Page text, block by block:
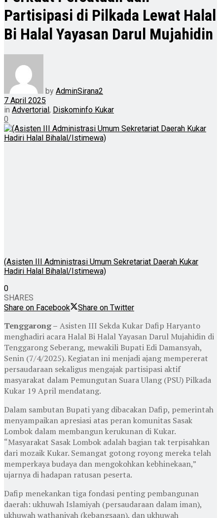
Partisipasi di Pilkada Lewat Halal
Bi Halal Yayasan Darul Mujahidin
by AdminSirana2
7 April 2025
in Advertorial, Diskominfo Kukar
0
(Asisten III Administrasi Umum Sekretariat Daerah Kukar
Hadiri Halal Bihalal/Istimewa)
0
SHARES
Share on Facebook
Share on Twitter
Tenggarong – Asisten III Sekda Kukar Dafip Haryanto
menghadiri acara Halal Bi Halal Yayasan Darul Mujahidin di
Tenggarong Seberang, mewakili Bupati Edi Damansyah,
Senin (7/4/2025). Kegiatan ini menjadi ajang mempererat
persaudaraan sekaligus mengajak partisipasi aktif
masyarakat dalam Pemungutan Suara Ulang (PSU) Pilkada
Kukar 19 April mendatang.
Dalam sambutan Bupati yang dibacakan Dafip, pemerintah
menyampaikan apresiasi atas peran komunitas Sasak
Lombok dalam membangun kerukunan di Kukar.
“Masyarakat Sasak Lombok adalah bagian tak terpisahkan
dari mozaik Kukar. Semangat gotong royong mereka telah
memperkaya budaya dan mengokohkan kebhinekaan,”
ujarnya di hadapan ratusan peserta.
Dafip menekankan tiga fondasi penting pembangunan
daerah: ukhuwah Islamiyah (persaudaraan dalam iman),
ukhuwah wathaniyah (kebangsaan), dan ukhuwah